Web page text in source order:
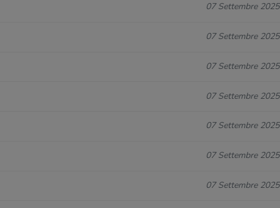
07 Settembre 2025
07 Settembre 2025
07 Settembre 2025
07 Settembre 2025
07 Settembre 2025
07 Settembre 2025
07 Settembre 2025